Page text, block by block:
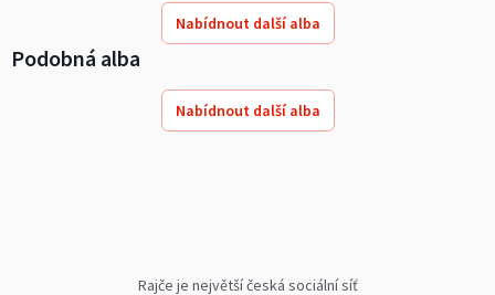
Nabídnout další alba
Podobná alba
Nabídnout další alba
Rajče je největší česká sociální síť